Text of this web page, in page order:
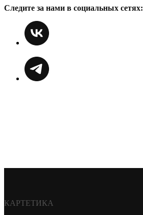
Следите за нами в социальных сетях:
КАРТЕТИКА